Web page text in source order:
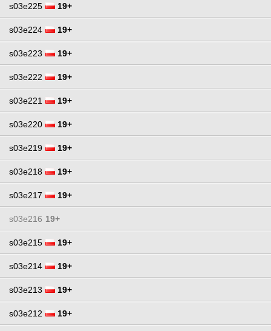
s03e225 19+
s03e224 19+
s03e223 19+
s03e222 19+
s03e221 19+
s03e220 19+
s03e219 19+
s03e218 19+
s03e217 19+
s03e216 19+
s03e215 19+
s03e214 19+
s03e213 19+
s03e212 19+